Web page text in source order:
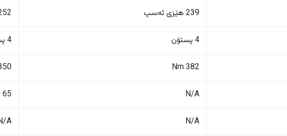
239 هێزی ئەسپ 252 هێزی
4 پستۆن 4 پستۆن
382 Nm
Nm
N/A 65 لیتر
N/A
A